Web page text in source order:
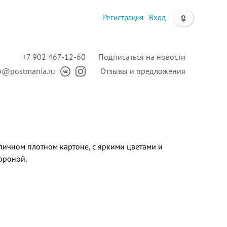
🔒
Регистрация Вход
Подписаться на новости
Отзывы и предложения
+7 902 467-12-60
плотном картоне, с яркими цветами и